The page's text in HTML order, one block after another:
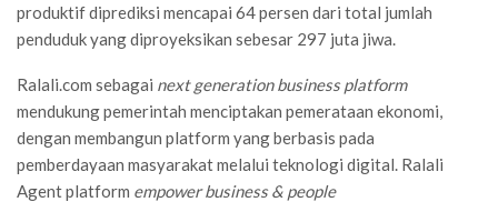
produktif diprediksi mencapai 64 persen dari total jumlah
penduduk yang diproyeksikan sebesar 297 juta jiwa.
Ralali.com sebagai next generation business platform
mendukung pemerintah menciptakan pemerataan ekonomi,
dengan membangun platform yang berbasis pada
pemberdayaan masyarakat melalui teknologi digital. Ralali
Agent platform empower business & people